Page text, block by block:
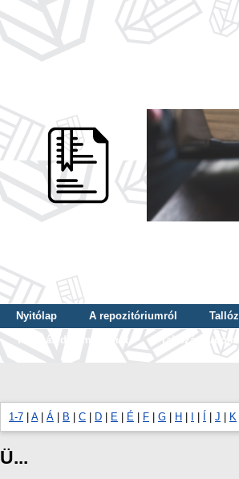
Nyitólap A repozitóriumról
Tallózás dátum szerint
Tallózás
1-7 A| Á B C D E É F G H J K
Ü...